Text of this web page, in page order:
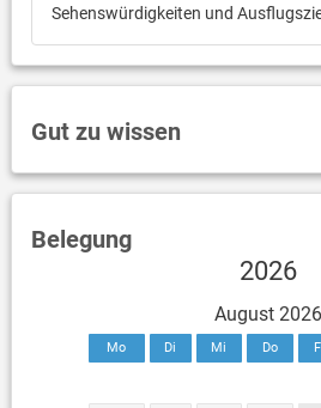
Sehenswürdigkeiten und
Gut zu wissen
Belegung
2026
August 2026
Mo Di Mi Do